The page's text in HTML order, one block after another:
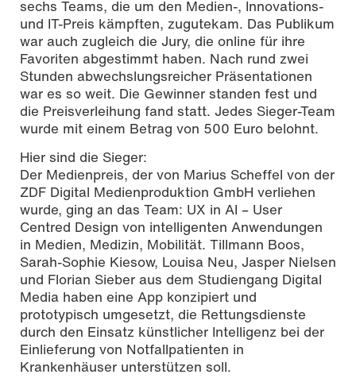
Foto: Carsten Costard
sechs Teams, die um den Medien-, Innovations-
und IT-Preis kämpften, zugutekam. Das Publikum
war auch zugleich die Jury, die online für ihre
Favoriten abgestimmt haben. Nach rund zwei
Stunden abwechslungsreicher Präsentationen
war es so weit. Die Gewinner standen fest und
die Preisverleihung fand statt. Jedes Sieger-Team
wurde mit einem Betrag von 500 Euro belohnt.
Hier sind die Sieger:
Der Medienpreis, der von Marius Scheffel von der
ZDF Digital Medienproduktion GmbH verliehen
wurde, ging an das Team: UX in AI – User
Centred Design von intelligenten Anwendungen
in Medien, Medizin, Mobilität. Tillmann Boos,
Sarah-Sophie Kiesow, Louisa Neu, Jasper Nielsen
und Florian Sieber aus dem Studiengang Digital
Media haben eine App konzipiert und
prototypisch umgesetzt, die Rettungsdienste
durch den Einsatz künstlicher Intelligenz bei der
Einlieferung von Notfallpatienten in
Krankenhäuser unterstützen soll.